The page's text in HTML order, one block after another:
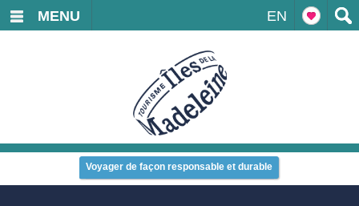
EN
MENU
Voyager de façon responsable et durable